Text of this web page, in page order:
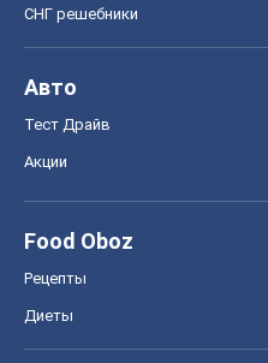
СНГ решебники
Авто
Тест Драйв
Акции
Food Oboz
Рецепты
Диеты